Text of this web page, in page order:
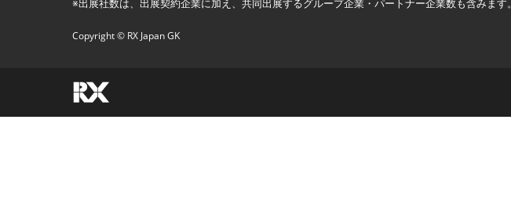
※出展社数は、出展契約企業に加え、共同出展するグループ企業・パートナー企業数も含みます。
Copyright © RX Japan GK